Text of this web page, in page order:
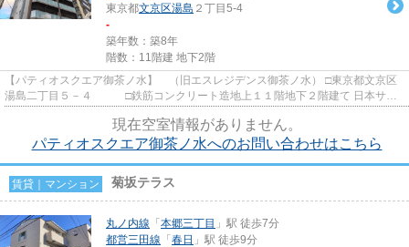
東京都文京区湯島 ２丁目5-4
-
築年数：築8年
階数：11階建 地下2階
【パティオスクエア御茶ノ水】 （旧エスレジデンス御茶ノ水） □東京都文京区
湯島二丁目５－４ □鉄筋コンクリート造地上１１階地下２階建て 日本サッ
現在空室情報がありません。
パティオスクエア御茶ノ水へのお問い合わせはこちら
賃貸｜マンション 菊坂テラス
丸ノ内線 「 本郷三丁目 」駅 徒歩7分
都営三田線 「 春日 」駅 徒歩9分